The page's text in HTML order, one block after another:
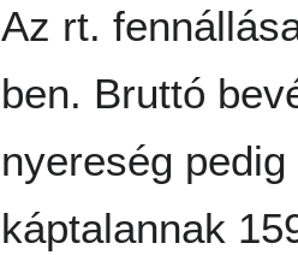
Az rt.
ben. Bruttó
nyereség
káptalannak